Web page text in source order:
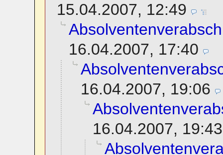
15.04.2007, 12:49
16.04.2007, 17:40
16.04.2007, 19:06
16.04.2007, 19:43